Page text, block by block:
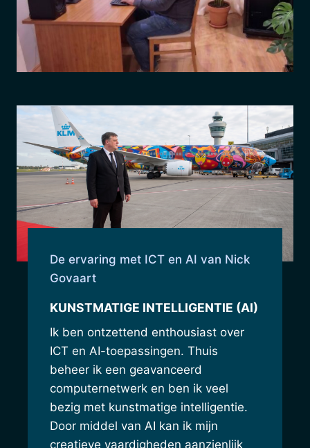
De ervaring met ICT en AI van Nick
Govaart
KUNSTMATIGE INTELLIGENTIE (AI)
Ik ben ontzettend enthousiast over
ICT en AI-toepassingen. Thuis
beheer ik een geavanceerd
computernetwerk en ben ik veel
bezig met kunstmatige intelligentie.
Door middel van AI kan ik mijn
creatieve vaardigheden aanzienlijk